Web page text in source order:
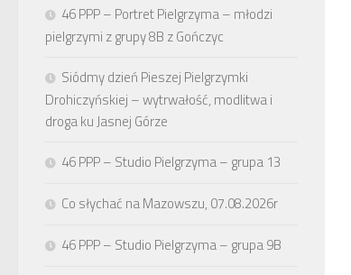
46 PPP – Portret Pielgrzyma – młodzi
pielgrzymi z grupy 8B z Gończyc
Siódmy dzień Pieszej Pielgrzymki
Drohiczyńskiej – wytrwałość, modlitwa i
droga ku Jasnej Górze
46 PPP – Studio Pielgrzyma – grupa 13
Co słychać na Mazowszu, 07.08.2026r
46 PPP – Studio Pielgrzyma – grupa 9B